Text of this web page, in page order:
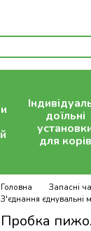
доїльні
для корів
Головна
Запасні
З'єднання єднувальні
Пробка